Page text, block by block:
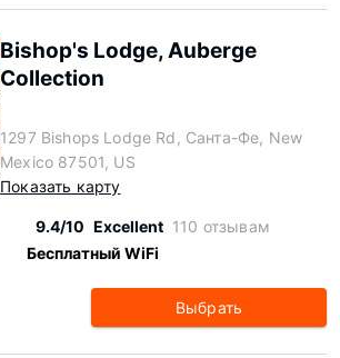
Bishop's Lodge, Auberge
Collection
1297 Bishops Lodge Rd, Санта-Фе, New
Mexico 87501, US
Показать карту
9.4/10 Excellent 110 отзывам
Бесплатный WiFi
Выбрать